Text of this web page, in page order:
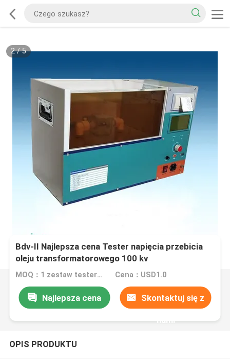
2/5
Bdv-II Najlepsza cena Tester napięcia przebicia
oleju transformatorowego 100 kv
MOQ：1 zestaw testera napięcia przebicia Cena：USD1.0
Najlepsza cena Skontaktuj się z
nami
OPIS PRODUKTU